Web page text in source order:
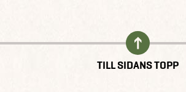
TILL SIDANS TOPP